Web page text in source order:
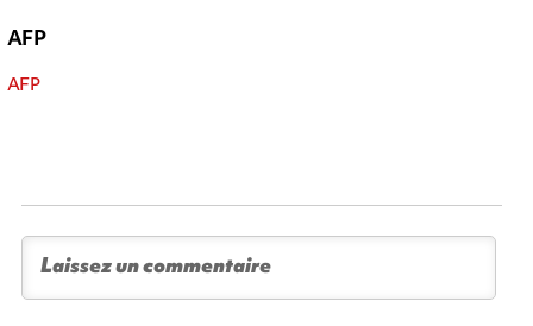
AFP
AFP